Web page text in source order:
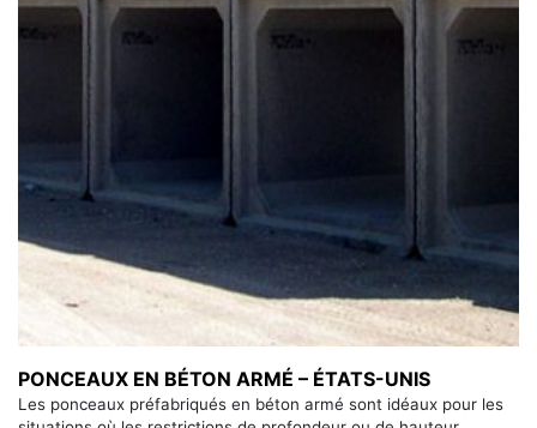
PONCEAUX EN BÉTON ARMÉ – ÉTATS-UNIS
Les ponceaux préfabriqués en béton armé sont idéaux pour les